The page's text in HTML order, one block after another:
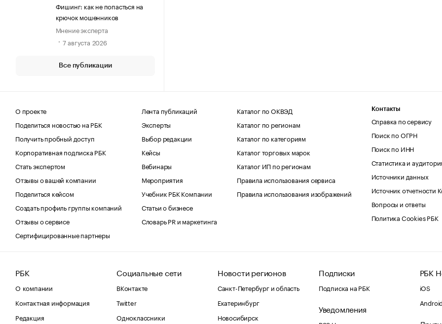
Фишинг: как не попасться на
крючок мошенников
Мнение эксперта
7 августа 2026
Все публикации
О проекте
Поделиться новостью на РБК
Получить пробный доступ
Корпоративная подписка РБК
Стать экспертом
Отзывы о вашей компании
Поделиться кейсом
Создать профиль группы компаний
Отзывы о сервисе
Сертифицированные партнеры
Лента публикаций
Эксперты
Выбор редакции
Кейсы
Вебинары
Мероприятия
Учебник РБК Компании
Статьи о бизнесе
Словарь PR и маркетинга
Каталог по ОКВЭД
Каталог по регионам
Каталог по категориям
Каталог торговых марок
Каталог ИП по регионам
Правила использования сервиса
Правила использования изображений
Контакты
Справка по сервису
Поиск по ОГРН
Поиск по ИНН
Статистика и
Источники данных
Источник отчетности
Вопросы и ответы
Политика Cookies РБК
РБК
О компании
Контактная информация
Редакция
Социальные сети
ВКонтакте
Twitter
Одноклассники
Новости регионов
Санкт-Петербург и область
Екатеринбург
Новосибирск
Подписки
Подписка на РБК
Уведомления
РБК
iOS